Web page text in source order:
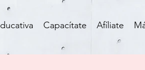
Capacítate Afíliate